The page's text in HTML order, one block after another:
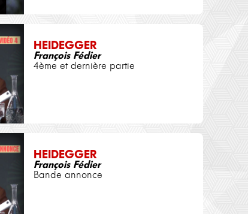
HEIDEGGER
François Fédier
4ème et dernière partie
HEIDEGGER
François Fédier
Bande annonce